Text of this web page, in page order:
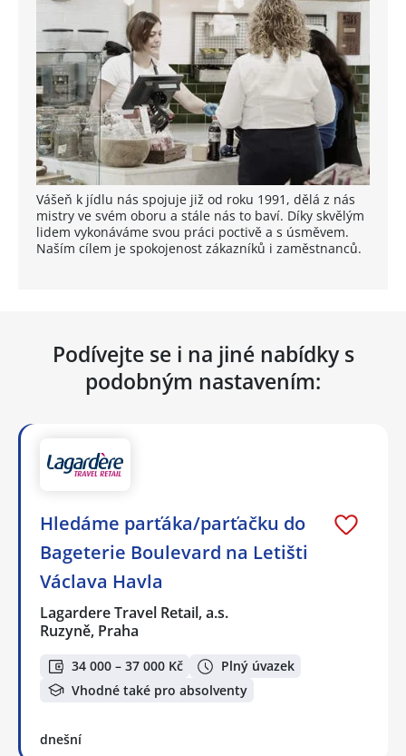
Vášeň k jídlu nás spojuje již od roku 1991, dělá z nás
mistry ve svém oboru a stále nás to baví. Díky skvělým
lidem vykonáváme svou práci poctivě a s úsměvem.
Naším cílem je spokojenost zákazníků i zaměstnanců.
Podívejte se i na jiné nabídky s
podobným nastavením:
Hledáme parťáka/parťačku do
Bageterie Boulevard na Letišti
Václava Havla
Lagardere Travel Retail, a.s.
Ruzyně, Praha
34 000 – 37 000 Kč
Plný úvazek
Vhodné také pro absolventy
dnešní